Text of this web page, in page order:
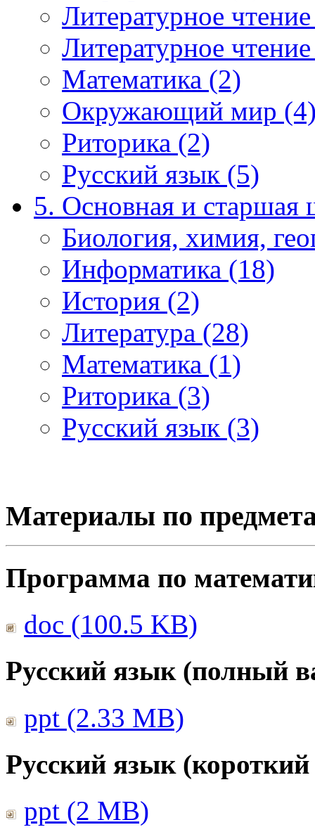
Литературное
Литературное
Математика (2)
Окружающий мир
Риторика (2)
Русский язык (5)
5. Основная и старшая
Биология, химия,
Информатика (18)
История (2)
Литература (28)
Математика (1)
Риторика (3)
Русский язык (3)
Материалы по
Программа по
doc (100.5 KB)
Русский язык (полный
ppt (2.33 MB)
Русский язык
ppt (2 MB)